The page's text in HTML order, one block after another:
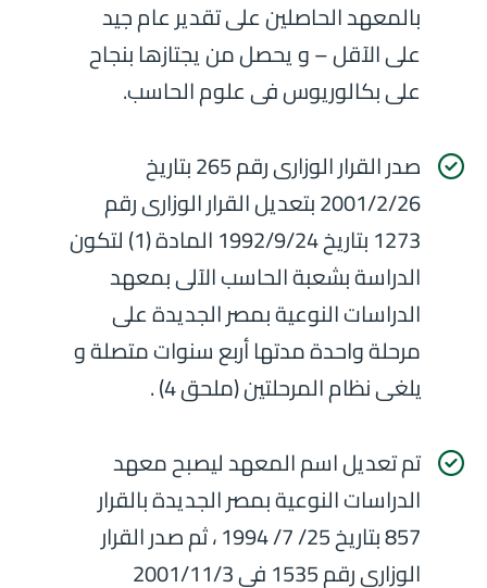
بالمعهد الحاصلين على تقدير عام جيد
على الآقل – و يحصل من يجتازها بنجاح
على بكالوريوس فى علوم الحاسب.
صدر القرار الوزارى رقم 265 بتاريخ
2001/2/26 بتعديل القرار الوزارى رقم
1273 بتاريخ 1992/9/24 المادة (1) لتكون
الدراسة بشعبة الحاسب الآلى بمعهد
الدراسات النوعية بمصر الجديدة على
مرحلة واحدة مدتها أربع سنوات متصلة و
يلغى نظام المرحلتين (ملحق 4) .
تم تعديل اسم المعهد ليصبح معهد
الدراسات النوعية بمصر الجديدة بالقرار
857 بتاريخ 25/ 7/ 1994 ، ثم صدر القرار